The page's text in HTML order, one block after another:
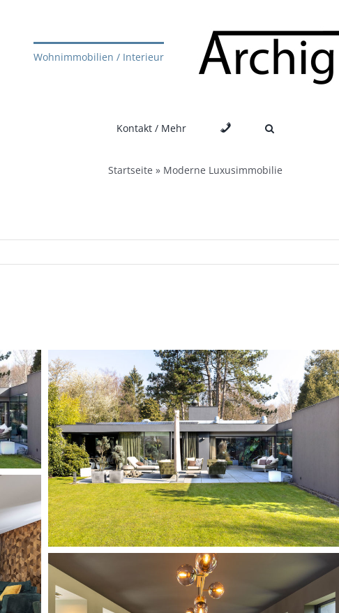
Wohnimmobilien / Interieur
Kontakt / Mehr Telefon
Startseite » Moderne Luxusimmobilie